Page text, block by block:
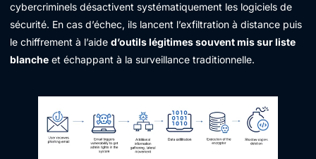
cybercriminels désactivent systématiquement les logiciels de
sécurité. En cas d’échec, ils lancent l’exfiltration à distance puis
le chiffrement à l’aide d’outils légitimes souvent mis sur liste
blanche et échappant à la surveillance traditionnelle.